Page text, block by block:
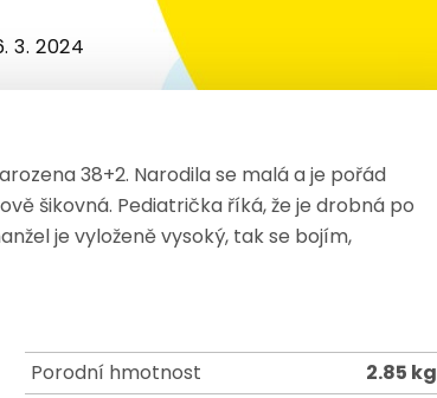
3. 2024
38+2. Narodila se malá a je pořád
šikovná. Pediatrička říká, že je drobná po
je vyloženě vysoký, tak se bojím,
Porodní hmotnost
2.85 kg